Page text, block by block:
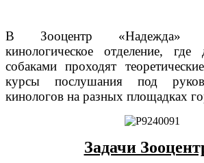
В Зооцентр «Надежда»
кинологическое отделение,
собаками проходят
курсы послушания под
кинологов на разных площадках
Задачи